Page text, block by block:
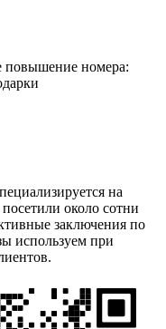
повышение номера:
на
около сотни
заключения по
используем при